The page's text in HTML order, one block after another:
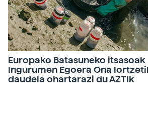
Europako Batasuneko itsasoak
Ingurumen Egoera Ona
daudela ohartarazi du AZTIk